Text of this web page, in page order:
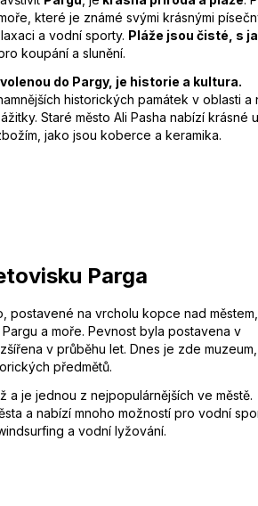
které je známé svými krásnými
a vodní sporty. Pláže jsou čisté, s
koupání a slunění.
do Pargy, je historie a kultura.
historických památek v oblasti a
Staré město Ali Pasha nabízí krásné
jako jsou koberce a keramika.
Parga
postavené na vrcholu kopce nad městem,
a moře. Pevnost byla postavena v
v průběhu let. Dnes je zde
předmětů.
a je jednou z nejpopulárnějších ve městě.
a nabízí mnoho možností pro vodní
a vodní lyžování.